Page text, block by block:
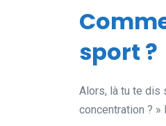
sport ?
Alors, là tu te dis
concentration ?